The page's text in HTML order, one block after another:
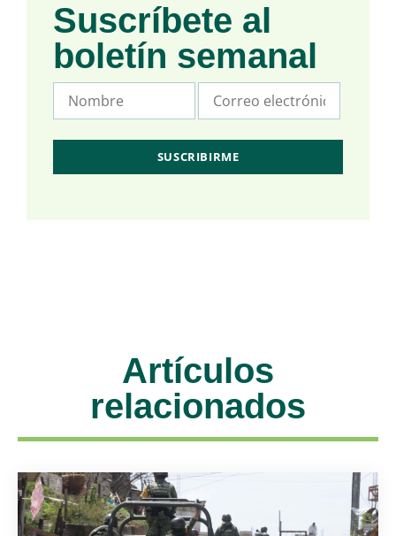
Suscríbete al
boletín semanal
Artículos
relacionados